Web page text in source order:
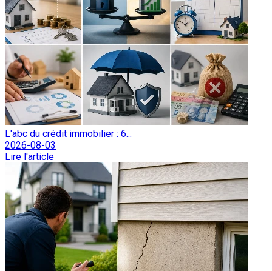
L'abc du crédit immobilier : 6...
2026-08-03
Lire l'article